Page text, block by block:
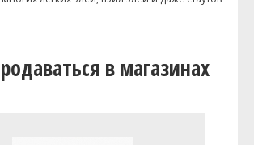
в магазинах